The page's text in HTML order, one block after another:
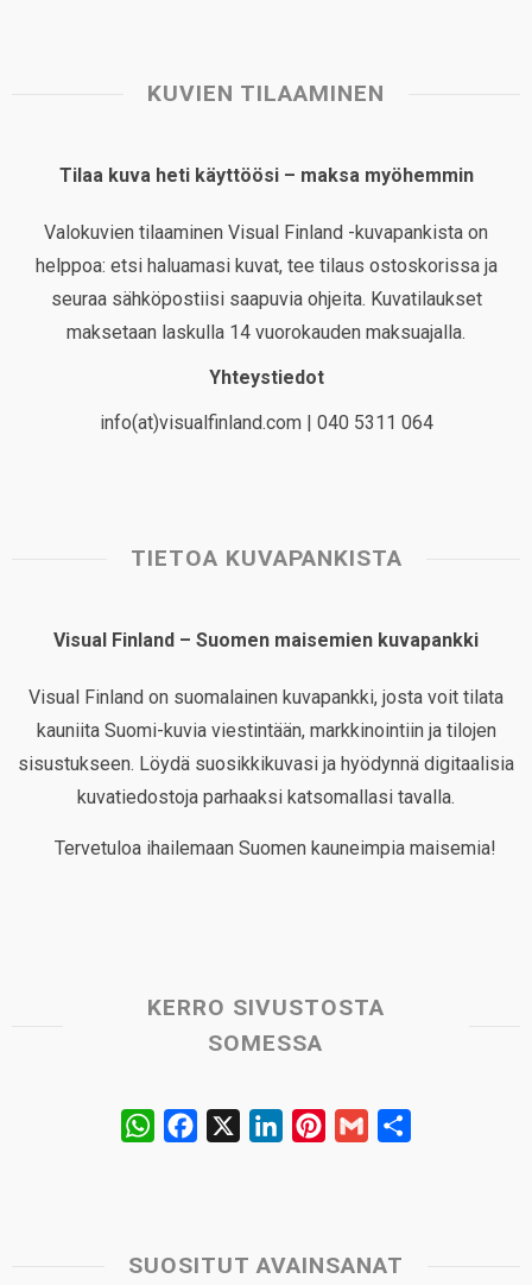
KUVIEN TILAAMINEN
Tilaa kuva heti käyttöösi – maksa myöhemmin
Valokuvien tilaaminen Visual Finland -kuvapankista on
helppoa: etsi haluamasi kuvat, tee tilaus ostoskorissa ja
seuraa sähköpostiisi saapuvia ohjeita. Kuvatilaukset
maksetaan laskulla 14 vuorokauden maksuajalla.
Yhteystiedot
info(at)visualfinland.com | 040 5311 064
TIETOA KUVAPANKISTA
Visual Finland – Suomen maisemien kuvapankki
Visual Finland on suomalainen kuvapankki, josta voit tilata
kauniita Suomi-kuvia viestintään, markkinointiin ja tilojen
sisustukseen. Löydä suosikkikuvasi ja hyödynnä digitaalisia
kuvatiedostoja parhaaksi katsomallasi tavalla.
Tervetuloa ihailemaan Suomen kauneimpia maisemia!
KERRO SIVUSTOSTA
SOMESSA
W
s
b
e
e
l
SUOSITUT AVAINSANAT